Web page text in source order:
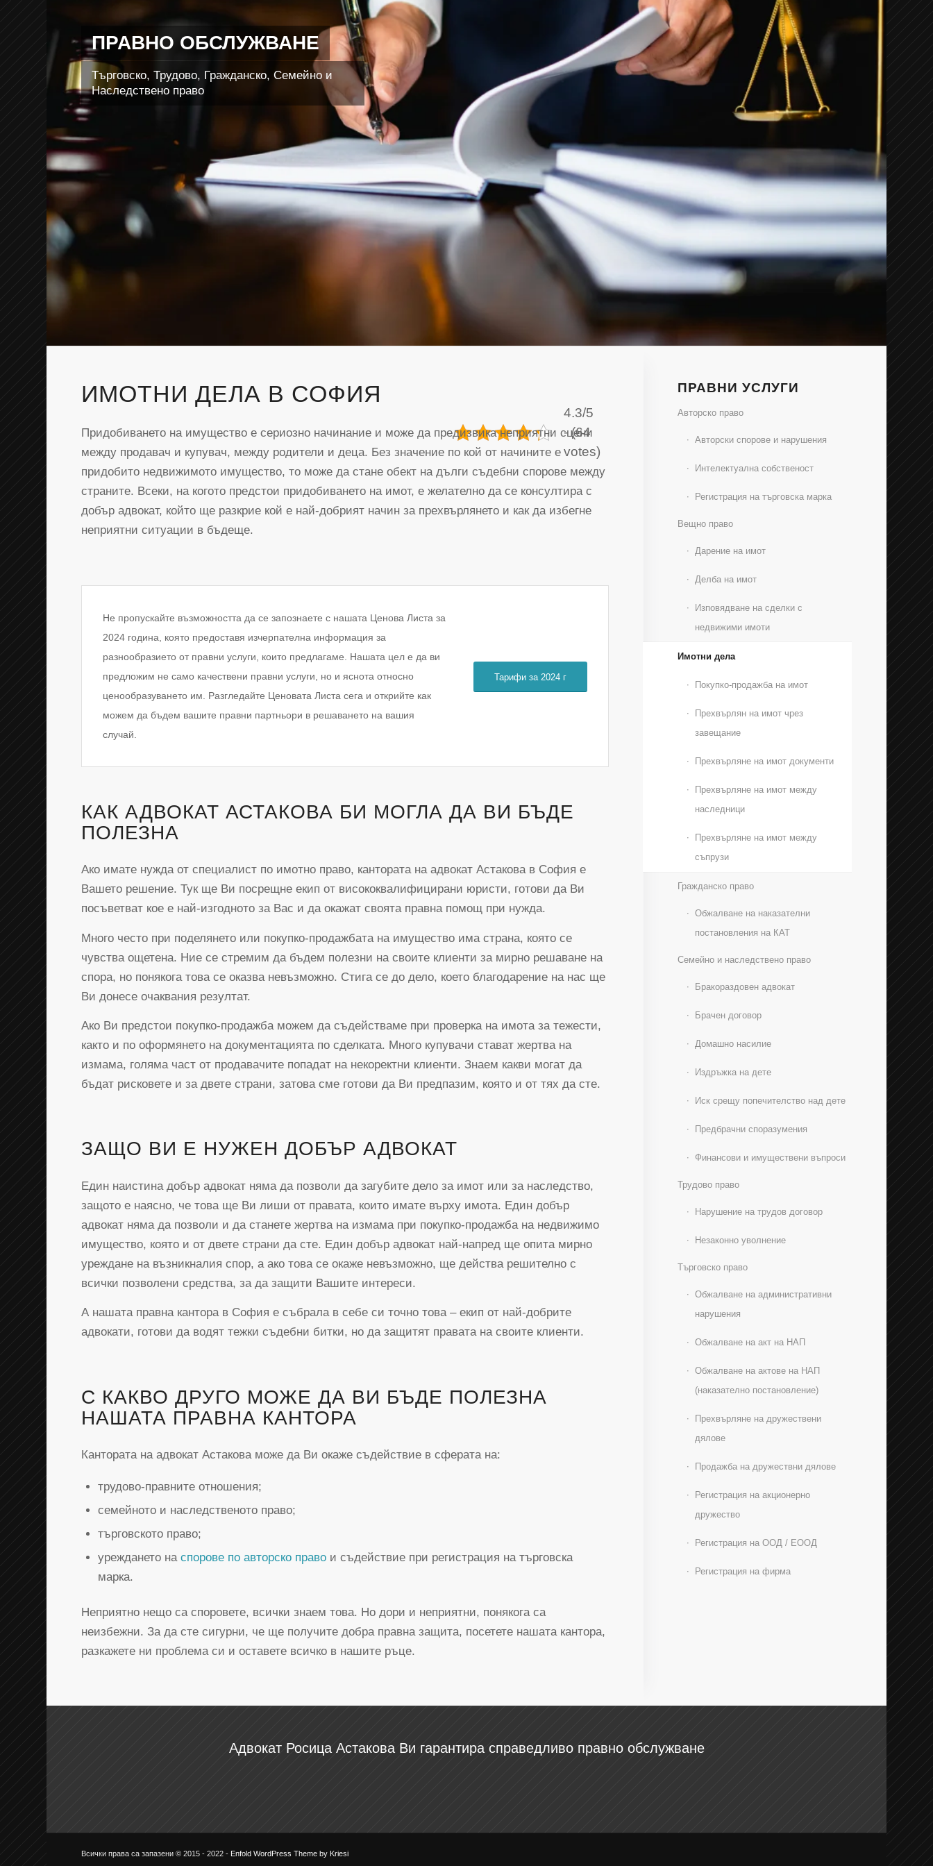
ПРАВНО ОБСЛУЖВАНЕ
Търговско, Трудово, Гражданско, Семейно и
Наследствено право
ИМОТНИ ДЕЛА В СОФИЯ
Придобиването на имущество е сериозно начинание и може да предизвика неприятни сцени
между продавач и купувач, между родители и деца. Без значение по кой от начините е
придобито недвижимото имущество, то може да стане обект на дълги съдебни спорове между
страните. Всеки, на когото предстои придобиването на имот, е желателно да се консултира с
добър адвокат, който ще разкрие кой е най-добрият начин за прехвърлянето и как да избегне
неприятни ситуации в бъдеще.
Не пропускайте възможността да се запознаете с нашата Ценова Листа за
2024 година, която предоставя изчерпателна информация за
разнообразието от правни услуги, които предлагаме. Нашата цел е да ви
предложим не само качествени правни услуги, но и яснота относно
ценообразуването им. Разгледайте Ценовата Листа сега и открийте как
можем да бъдем вашите правни партньори в решаването на вашия
случай.
Тарифи за 2024 г
КАК АДВОКАТ АСТАКОВА БИ МОГЛА ДА ВИ БЪДЕ
ПОЛЕЗНА
Ако имате нужда от специалист по имотно право, кантората на адвокат Астакова в София е
Вашето решение. Тук ще Ви посрещне екип от висококвалифицирани юристи, готови да Ви
посъветват кое е най-изгодното за Вас и да окажат своята правна помощ при нужда.
Много често при поделянето или покупко-продажбата на имущество има страна, която се
чувства ощетена. Ние се стремим да бъдем полезни на своите клиенти за мирно решаване на
спора, но понякога това се оказва невъзможно. Стига се до дело, което благодарение на нас ще
Ви донесе очаквания резултат.
Ако Ви предстои покупко-продажба можем да съдействаме при проверка на имота за тежести,
както и по оформянето на документацията по сделката. Много купувачи стават жертва на
измама, голяма част от продавачите попадат на некоректни клиенти. Знаем какви могат да
бъдат рисковете и за двете страни, затова сме готови да Ви предпазим, която и от тях да сте.
ЗАЩО ВИ Е НУЖЕН ДОБЪР АДВОКАТ
Един наистина добър адвокат няма да позволи да загубите дело за имот или за наследство,
защото е наясно, че това ще Ви лиши от правата, които имате върху имота. Един добър
адвокат няма да позволи и да станете жертва на измама при покупко-продажба на недвижимо
имущество, която и от двете страни да сте. Един добър адвокат най-напред ще опита мирно
уреждане на възникналия спор, а ако това се окаже невъзможно, ще действа решително с
всички позволени средства, за да защити Вашите интереси.
А нашата правна кантора в София е събрала в себе си точно това – екип от най-добрите
адвокати, готови да водят тежки съдебни битки, но да защитят правата на своите клиенти.
С КАКВО ДРУГО МОЖЕ ДА ВИ БЪДЕ ПОЛЕЗНА
НАШАТА ПРАВНА КАНТОРА
Кантората на адвокат Астакова може да Ви окаже съдействие в сферата на:
трудово-правните отношения;
семейното и наследственото право;
търговското право;
уреждането наспорове по авторско право и съдействие при регистрация на търговска
марка.
Неприятно нещо са споровете, всички знаем това. Но дори и неприятни, понякога са
неизбежни. За да сте сигурни, че ще получите добра правна защита, посетете нашата кантора,
разкажете ни проблема си и оставете всичко в нашите ръце.
4.3/5
- (64
votes)
ПРАВНИ УСЛУГИ
Авторско право
Авторски спорове и нарушения
Интелектуална собственост
Регистрация на търговска марка
Вещно право
Дарение на имот
Делба на имот
Изповядване на сделки с
недвижими имоти
Имотни дела
Покупко-продажба на имот
Прехвърлян на имот чрез
завещание
Прехвърляне на имот документи
Прехвърляне на имот между
наследници
Прехвърляне на имот между
съпрузи
Гражданско право
Обжалване на наказателни
постановления на КАТ
Семейно и наследствено право
Бракораздовен адвокат
Брачен договор
Домашно насилие
Издръжка на дете
Иск срещу попечителство над дете
Предбрачни споразумения
Финансови и имуществени въпроси
Трудово право
Нарушение на трудов договор
Незаконно уволнение
Търговско право
Обжалване на административни
нарушения
Обжалване на акт на НАП
Обжалване на актове на НАП
(наказателно постановление)
Прехвърляне на дружествени
дялове
Продажба на дружествни дялове
Регистрация на акционерно
дружество
Регистрация на ООД / ЕООД
Регистрация на фирма
Адвокат Росица Астакова Ви гарантира справедливо правно обслужване
Всички права са запазени © 2015 - 2022 - Enfold WordPress Theme by Kriesi